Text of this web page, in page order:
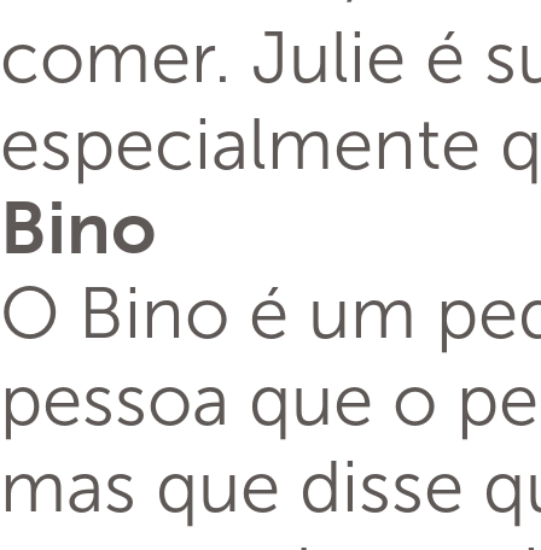
comer. Julie é
especialmente
Bino
O Bino é um
pessoa que o
mas que disse